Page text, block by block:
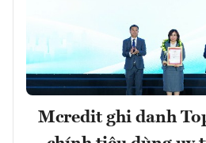
Mcredit ghi danh